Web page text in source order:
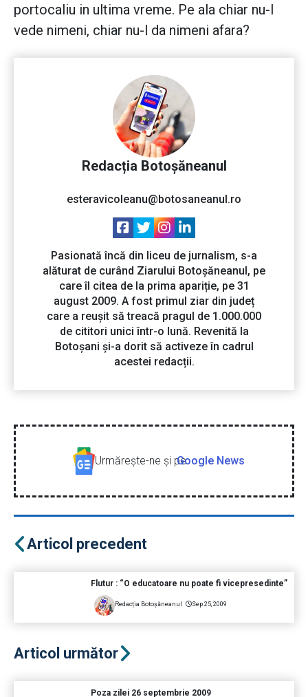
portocaliu in ultima vreme. Pe ala chiar nu-l
vede nimeni, chiar nu-l da nimeni afara?
Redacția Botoșăneanul
esteravicoleanu@botosaneanul.ro
Pasionată încă din liceu de jurnalism, s-a
alăturat de curând Ziarului Botoșăneanul, pe
care îl citea de la prima apariție, pe 31
august 2009. A fost primul ziar din județ
care a reușit să treacă pragul de 1.000.000
de cititori unici într-o lună. Revenită la
Botoșani și-a dorit să activeze în cadrul
acestei redacții.
Urmăreşte-ne şi peGoogle News
Articol precedent
Flutur : “O educatoare nu poate fi vicepresedinte”
Redacția Botoșăneanul Sep 25, 2009
Articol următor
Poza zilei 26 septembrie 2009